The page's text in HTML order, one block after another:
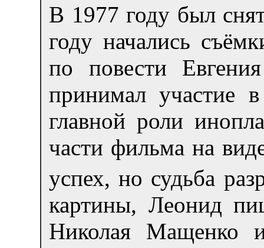
В 1977 году был
году начались
по повести
принимал участие
главной роли
части фильма на
успех, но судьба
картины, Леонид
Николая Мащенко